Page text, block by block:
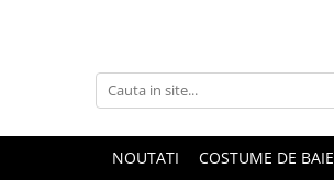
Costume de baie
Costum doua piese
Lenjerie intima
Set lenjerie 2 piese
Daniela X Serenity Fashion
NOUTATI COSTUME DE BAIE